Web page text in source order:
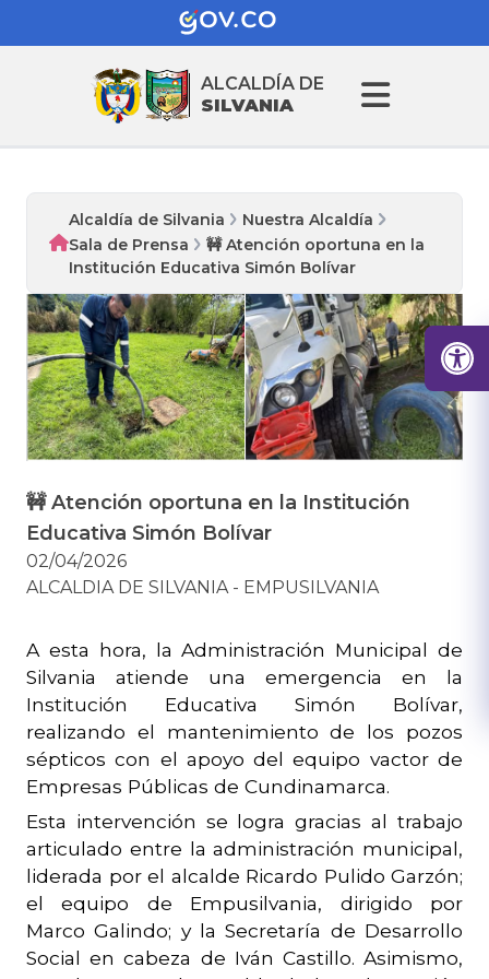
ALCALDÍA DE
SILVANIA
Alcaldía de Silvania
Nuestra Alcaldía
Sala de Prensa
🚧 Atención oportuna en la
Institución Educativa Simón Bolívar
🚧 Atención oportuna en la Institución
Educativa Simón Bolívar
02/04/2026
ALCALDIA DE SILVANIA - EMPUSILVANIA
A esta hora, la Administración Municipal de
Silvania atiende una emergencia en la
Institución Educativa Simón Bolívar,
realizando el mantenimiento de los pozos
sépticos con el apoyo del equipo vactor de
Empresas Públicas de Cundinamarca.
Esta intervención se logra gracias al trabajo
articulado entre la administración municipal,
liderada por el alcalde Ricardo Pulido Garzón;
el equipo de Empusilvania, dirigido por
Marco Galindo; y la Secretaría de Desarrollo
Social en cabeza de Iván Castillo. Asimismo,